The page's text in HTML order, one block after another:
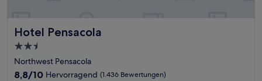
Hotel Pensacola
Hotel Pensacola
2.5-
Sterne-
Unterkunft
Northwest Pensacola
8.8
8,8/10 Hervorragend (1.436 Bewertungen)